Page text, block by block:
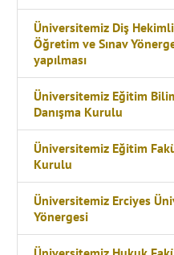
Üniversitemiz Diş
Öğretim ve Sınav
yapılması
Üniversitemiz Eğitim
Danışma Kurulu
Üniversitemiz Eğitim
Kurulu
Üniversitemiz Erciyes
Yönergesi